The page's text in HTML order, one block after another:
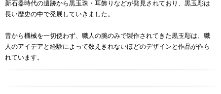
新石器時代の遺跡から黒玉珠・耳飾りなどが発見されており、黒玉彫は
長い歴史の中で発展していきました。
昔から機械を一切使わず、職人の腕のみで製作されてきた黒玉彫は、職
人のアイデアと経験によって数えきれないほどのデザインと作品が作ら
れています。